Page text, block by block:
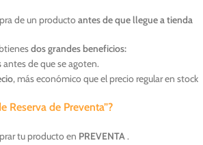
de un productoantes de que llegue a tienda
dos grandes beneficios:
antes de que se agoten.
, más económico que el precio regular en stock
Reserva de Preventa”?
tu producto en PREVENTA.